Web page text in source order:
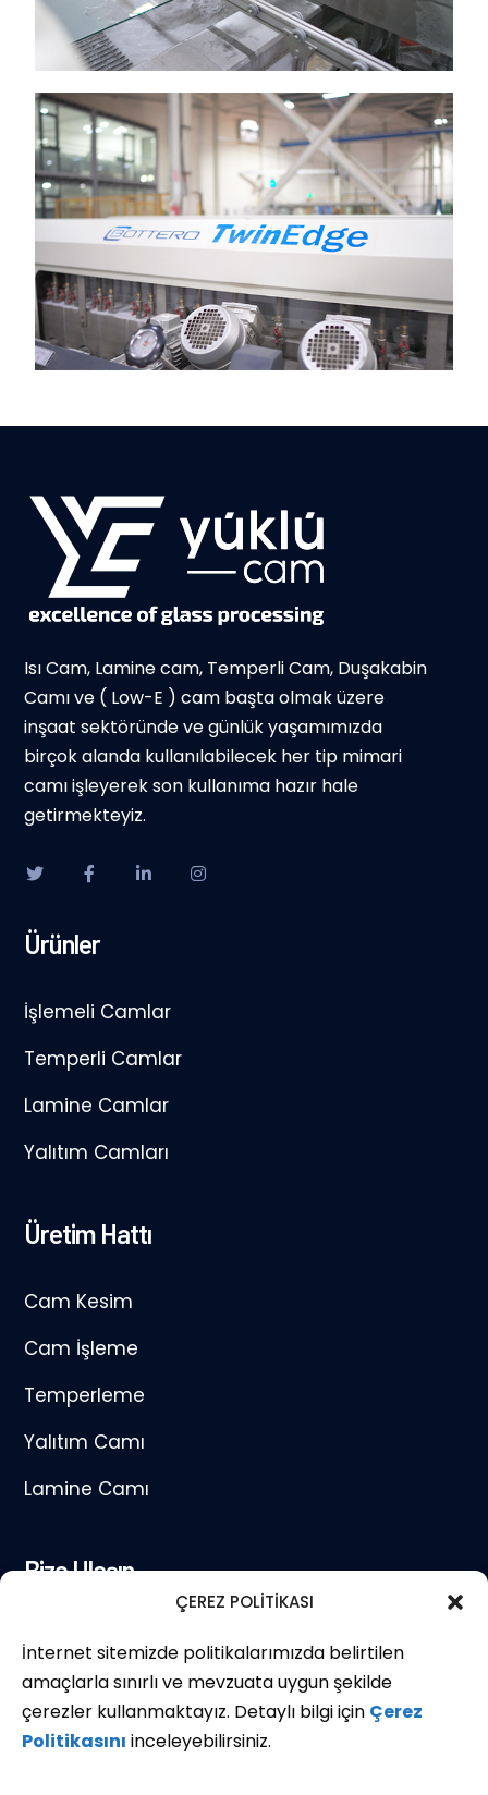
ÇEREZ POLİTİKASI
İnternet sitemizde politikalarımızda belirtilen
amaçlarla sınırlı ve mevzuata uygun şekilde
çerezler kullanmaktayız. Detaylı bilgi için Çerez
Politikasını inceleyebilirsiniz.
Isı Cam, Lamine cam, Temperli Cam, Duşakabin
Camı ve ( Low-E ) cam başta olmak üzere
inşaat sektöründe ve günlük yaşamımızda
birçok alanda kullanılabilecek her tip mimari
camı işleyerek son kullanıma hazır hale
getirmekteyiz.
Ürünler
İşlemeli Camlar
Temperli Camlar
Lamine Camlar
Yalıtım Camları
Üretim Hattı
Cam Kesim
Cam İşleme
Temperleme
Yalıtım Camı
Lamine Camı
Bize Ulaşın
(+90) 501 711 79 09
Osmangazi, BURSA